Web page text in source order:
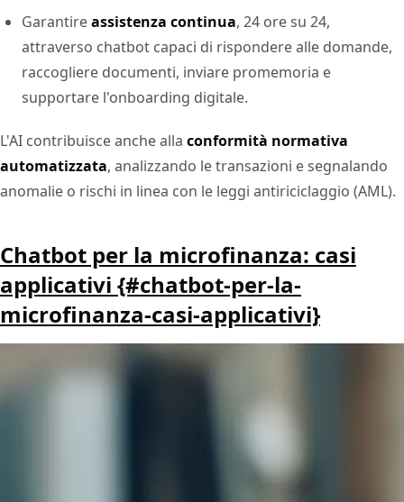
Garantireassistenza continua, 24 ore su 24,
attraverso chatbot capaci di rispondere alle domande,
raccogliere documenti, inviare promemoria e
supportare l'onboarding digitale.
L'AI contribuisce anche alla conformità normativa
automatizzata, analizzando le transazioni e segnalando
anomalie o rischi in linea con le leggi antiriciclaggio (AML).
Chatbot per la microfinanza: casi
applicativi {#chatbot-per-la-
microfinanza-casi-applicativi}